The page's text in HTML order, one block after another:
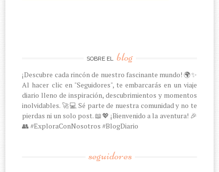
SOBRE EL blog
¡Descubre cada rincón de nuestro fascinante mundo! 🌍✨
Al hacer clic en "Seguidores", te embarcarás en un viaje
diario lleno de inspiración, descubrimientos y momentos
inolvidables. 🚀💻 Sé parte de nuestra comunidad y no te
pierdas ni un solo post. 📖💖 ¡Bienvenido a la aventura! 🎉
👥 #ExploraConNosotros #BlogDiario
seguidores